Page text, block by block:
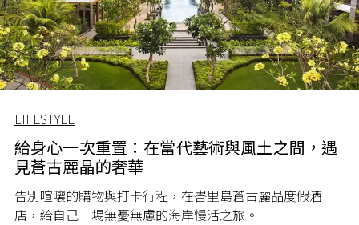
LIFESTYLE
給身心一次重置：在當代藝術與風土之間，遇
見蒼古麗晶的奢華
告別喧嚷的購物與打卡行程，在峇里島蒼古麗晶度假酒
店，給自己一場無憂無慮的海岸慢活之旅。